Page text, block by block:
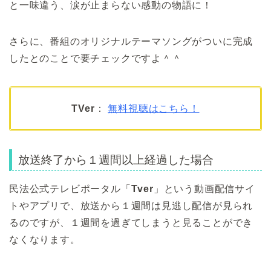
と一味違う、涙が止まらない感動の物語に！
さらに、番組のオリジナルテーマソングがついに完成
したとのことで要チェックですよ＾＾
TVer ： 無料視聴はこちら！
放送終了から１週間以上経過した場合
民法公式テレビポータル「 Tver 」という動画配信サイ
トやアプリで、放送から１週間は見逃し配信が見られ
るのですが、１週間を過ぎてしまうと見ることができ
なくなります。